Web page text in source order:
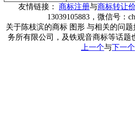
友情链接： 商标注册与商标转让
13039105883，微信号：
关于陈枝滨的商标 图形 与相关的问
务所有限公司，及铁观音商标等话题
上一个与下一个